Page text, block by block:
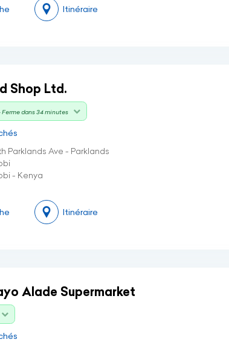
Itinéraire
Shop Ltd.
Ferme dans 34 minutes
Parklands Ave - Parklands
- Kenya
Itinéraire
Alade Supermarket